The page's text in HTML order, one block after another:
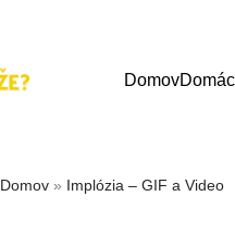
Domov
Domov » Implózia – GIF a Video